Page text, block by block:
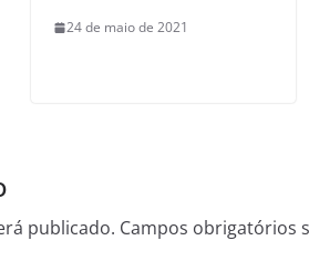
24 de maio de 2021
publicado. Campos obrigatórios